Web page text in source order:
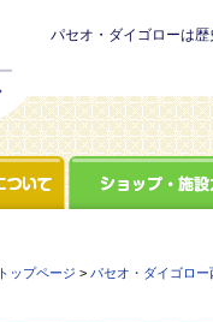
パセオ・ダイゴローは
トップページ > パセオ・ダイゴロ